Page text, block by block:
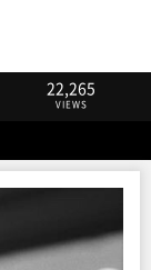
22,265
VIEWS